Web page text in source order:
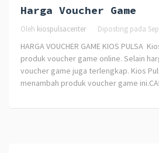
Harga Voucher Game
Oleh kiospulsacenter Diposting pada
HARGA VOUCHER GAME KIOS PULSA
produk voucher game online. Selain
voucher game juga terlengkap. Kios
menambah produk voucher game